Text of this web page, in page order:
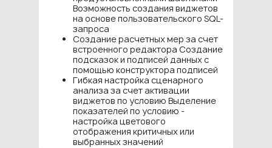
Возможность создания виджетов
на основе пользовательского SQL-
запроса
Создание расчетных мер за счет
встроенного редактора Создание
подсказок и подписей данных с
помощью конструктора подписей
Гибкая настройка сценарного
анализа за счет активации
виджетов по условию Выделение
показателей по условию -
настройка цветового
отображения критичных или
выбранных значений